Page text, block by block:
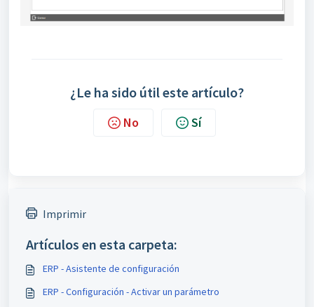
¿Le ha sido útil este artículo?
No Sí
Imprimir
Artículos en esta carpeta:
ERP - Asistente de configuración
ERP - Configuración - Activar un parámetro